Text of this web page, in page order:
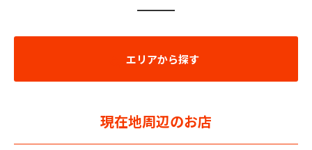
エリアから探す
現在地周辺のお店